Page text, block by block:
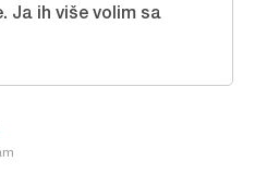
Ja ih više volim sa